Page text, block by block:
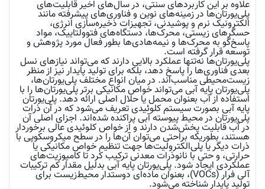
علاوه بر این کاربردهای سنتی، در سال‌های اخیر قابلیت‌های
پلی‌یورتان‌ها در زمینه‌های نوین و فناوری‌های پیشرفته مانند
الکترونیک نرم و پوشیدنی، تجهیزات ذخیره‌سازی انرژی،
حسگرهای زیستی، محرک‌ها، دستگاه‌های فتوولتاییک، مواد
پاسخ‌گو به محرک‌ها و نیمه‌هادی‌ها بطور فعال مورد پژوهش و
توسعه قرار گرفته است.
پلی‌یورتان‌ها نه‌تنها عملکرد بالایی دارند که می‌تواند نیازهای نسل
بعدی فناوری‌ها را پاسخ دهد، بلکه برای تولید پایدار نیز از منظر
زیست‌محیطی مناسب‌اند. در میان انواع مختلف پلی‌یورتان‌ها،
پلی‌یورتان پایه آبی می‌تواند خواص مکانیکی برتر پلی‌یورتان‌ها را با
استفاده از آب بعنوان محمل یا حلال اصلی ارائه دهد. پلی‌یورتان
پایه آبی بصورت سیستم کلوئیدی تعریف می‌شود که در آن ذرات
پلی‌یورتان در محیط پیوسته‌ آبی پراکنده شده‌اند. اجزای اصلی آن
در آب قابلیت پخش‌شدن دارند و از خواص کلوئیدی عالی برخوردار
هستند، بطوریکه براحتی می‌توان آن‌ها را در سطح میکروسکوپی با
ذرات دیگر یا پلی‌الکترولیت‌ها جهت تنظیم خواص مکانیکی یا
حرارتی، و حتی با نانوذرات معدنی ترکیب کرد تا کامپوزیت‌های
عملکردی ایجاد شود. پلی‌یورتان پایه آبی بدلیل مقدار کم ترکیبات
آلی فرار (VOCs)، بعنوان ماده‌ای دوستدار محیط‌زیست برای
تولید پایدار شناخته می‌شود.